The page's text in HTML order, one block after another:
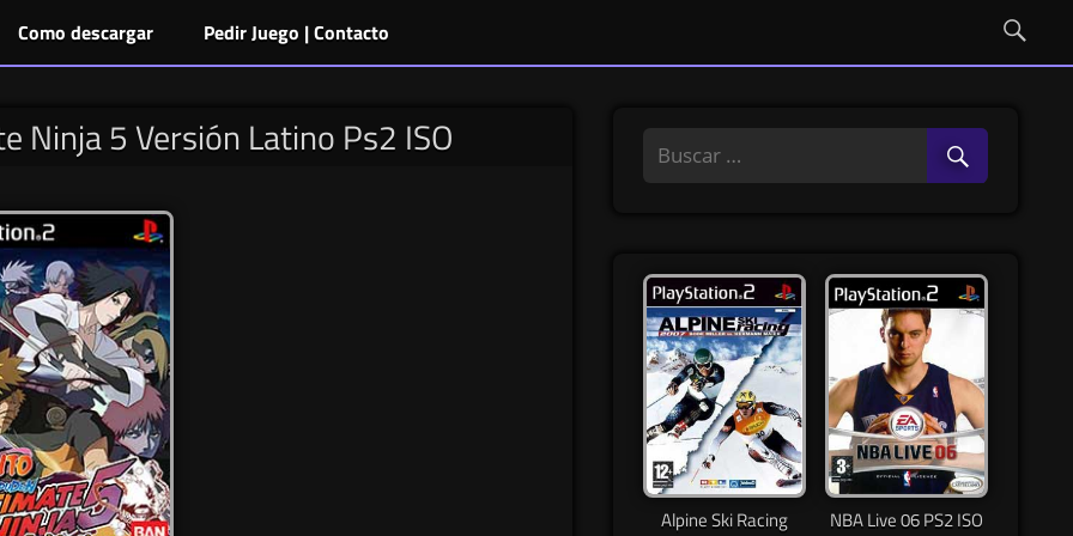
Como descargar Pedir Juego | Contacto
Ninja 5 Versión Latino Ps2 ISO
Alpine Ski Racing
NBA Live 06 PS2 ISO